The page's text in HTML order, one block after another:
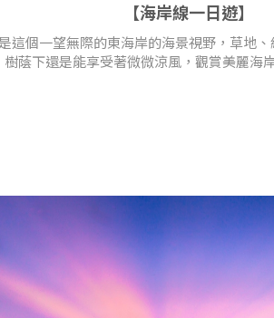
【海岸線一日遊】
這個一望無際的東海岸的海景視野，草地
樹蔭下還是能享受著微微涼風，觀賞美麗海